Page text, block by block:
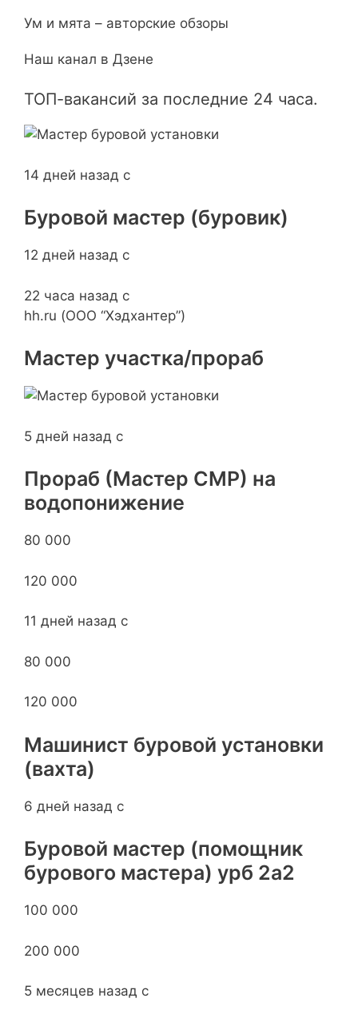
Ум и мята – авторские обзоры
Наш канал в Дзене
ТОП-вакансий за последние 24 часа.
14 дней назад с
Буровой мастер (буровик)
12 дней назад с
22 часа назад с
hh.ru (ООО “Хэдхантер”)
Мастер участка/прораб
5 дней назад с
Прораб (Мастер СМР) на
водопонижение
80 000
120 000
11 дней назад с
80 000
120 000
Машинист буровой установки
(вахта)
6 дней назад с
Буровой мастер (помощник
бурового мастера) урб 2а2
100 000
200 000
5 месяцев назад с